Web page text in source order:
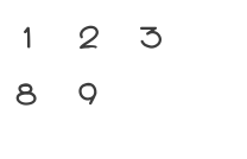
1 2
3
8 9